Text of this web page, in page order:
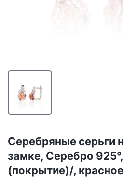
Серебряные серьги
замке, Серебро
(покрытие)/,